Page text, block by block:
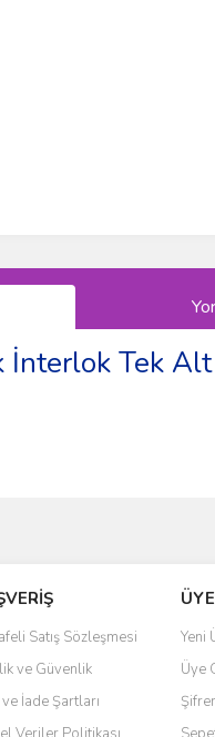
İnterlok Tek Alt
görüntülenemiyor.
bulunuyor.
pahalı.
olmalı.
Satış Sözleşmesi
ve Güvenlik
İade Şartları
Yeni
Üye